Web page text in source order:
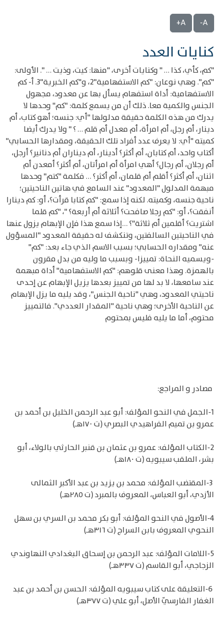
A-
A+
كنايات العدد
"كم، كأي، كذا … " وكنايات أخرى، "منها: كيت، وذيت … ". الأولى:
"كم". وهي نوعان: "كم الاستفهامية"2، و"كم الخبرية"3. أ- كم
الاستفهامية: أداة استفهام يسأل بها عن معدود، مجهول
الجنس والكمية معا. ذلك أن من يسمع كلمة: "كم" وحدها لا
يدرك من هذه الكلمة حقيقة مدلولها "أي: جنسه؛ أهو كتاب، أم
دينار، أم رجل، أم امرأة، أم معدل أم قلم … ؟ " ولا يدرك أيضا
كميته "أي: لا يعرف عدد أفراد تلك الحقيقة، ومقدارها الحسابي"
أكتاب واحد، أم كتابان، أم أكثر؟ أدينار، أم ديناران أم دنانير؟ أرجل،
أم رجلان، أم رجال؟ أهي امرأة أم امرأتان، أم أكثر؟ أمعدن أم
اثنان، أم أكثر؟ أقلم أم قلمان، أم أكثر؟ … فكلمة "كتم" وحدها
مبهمة المدلول "المعدود" عند السامع في هاتين الناحيتين؛
ناحية جنسه، وكميته. لكنه إذا سمع: "كم كتابا قرأت؟، أو: كم دينارا
أنفقت؟، أو: "كم رجلا صافحت؟ أثلاثة أم أربعة؟ "، "كم قلما
اشتريت؟ أقلمين أم ثلاثة"؟ …إذا سمع هذا فإن الإبهام يزول عنها
في الناحيتين السالفتين، وتنكشف له حقيقة المعدود "المسؤول
عنه" ومقداره الحسابي؛ بسبب الاسم الذي جاء بعد: "كم"
-ويسميه النحاة: تمييزا- وبسبب ما وليه من بدل مقرون
بالهمزة. وهذا معنى قلوهم: "كم الاستفهامية" أداة مبهمة
عند سامعها، لا بد لها من تمييز بعدها يزيل الإبهام عن إحدى
ناحيتي المعدود، وهي "ناحية الجنس"، وقد يليه ما يزل الإبهام
عن الناحية الأخرى؛ وهي ناحية "المقدار العددي". فالتمييز
محتوم، أما ما يليه فليس بمحتوم
مصادر و المراجع:
1-الجمل في النحو المؤلف: أبو عبد الرحمن الخليل بن أحمد بن
عمرو بن تميم الفراهيدي البصري (ت ١٧٠هـ)
2-الكتاب المؤلف: عمرو بن عثمان بن قنبر الحارثي بالولاء، أبو
بشر، الملقب سيبويه (ت ١٨٠هـ)
3-المقتضب المؤلف: محمد بن يزيد بن عبد الأكبر الثمالى
الأزدي، أبو العباس، المعروف بالمبرد (ت ٢٨٥هـ)
4-الأصول في النحو المؤلف: أبو بكر محمد بن السري بن سهل
النحوي المعروف بابن السراج (ت ٣١٦هـ)
5-اللامات المؤلف: عبد الرحمن بن إسحاق البغدادي النهاوندي
الزجاجي، أبو القاسم (ت ٣٣٧هـ)
6-التعليقة على كتاب سيبويه المؤلف: الحسن بن أحمد بن عبد
الغفار الفارسيّ الأصل، أبو علي (ت ٣٧٧هـ)